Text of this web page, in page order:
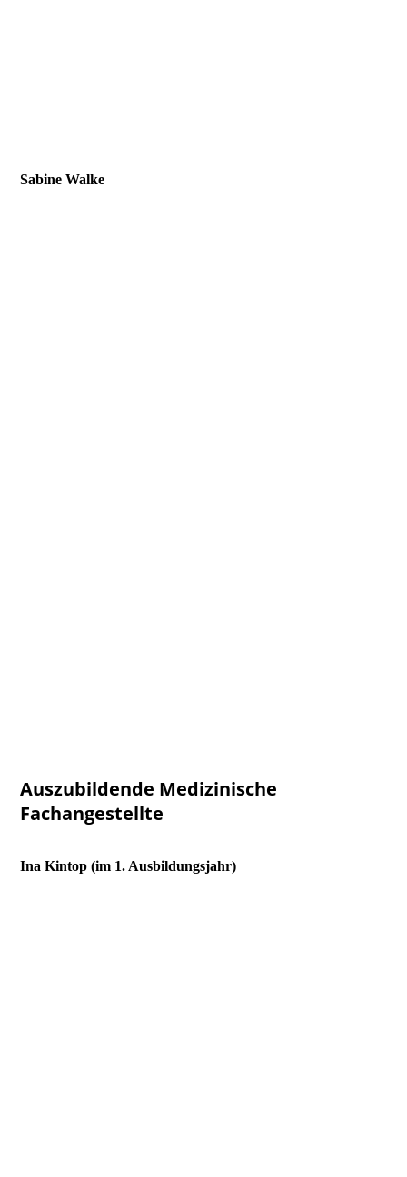
Sabine Walke
Auszubildende Medizinische
Fachangestellte
Ina Kintop (im 1. Ausbildungsjahr)